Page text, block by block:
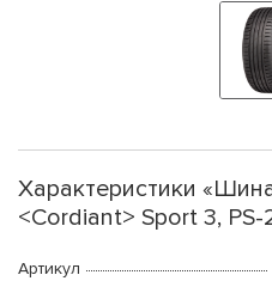
Характеристики
<Cordiant> Sport 3,
Артикул